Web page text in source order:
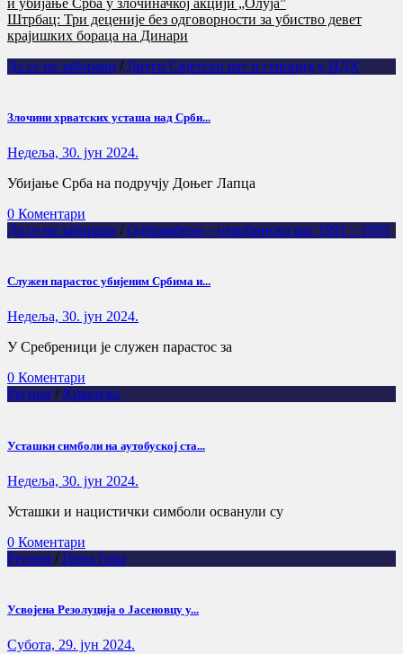
Штрбац: Три деценије без одговорности за убиство девет
крајишких бораца на Динари
Да се не заборави / Други Свјетски рат и геноцид у НДХ
Злочини хрватских усташа над Срби...
Недеља, 30. јун 2024.
Убијање Срба на подручју Доњег Лапца
0 Коментари
Да се не заборави / Одбрамбено – отаџбински рат 1991 – 1995
Служен парастос убијеним Србима и...
Недеља, 30. јун 2024.
У Сребреници је служен парастос за
0 Коментари
Регион / Хрватска
Усташки симболи на аутобуској ста...
Недеља, 30. јун 2024.
Усташки и нацистички симболи осванули су
0 Коментари
Регион / Црна Гора
Усвојена Резолуцијa о Јасеновцу у...
Субота, 29. јун 2024.